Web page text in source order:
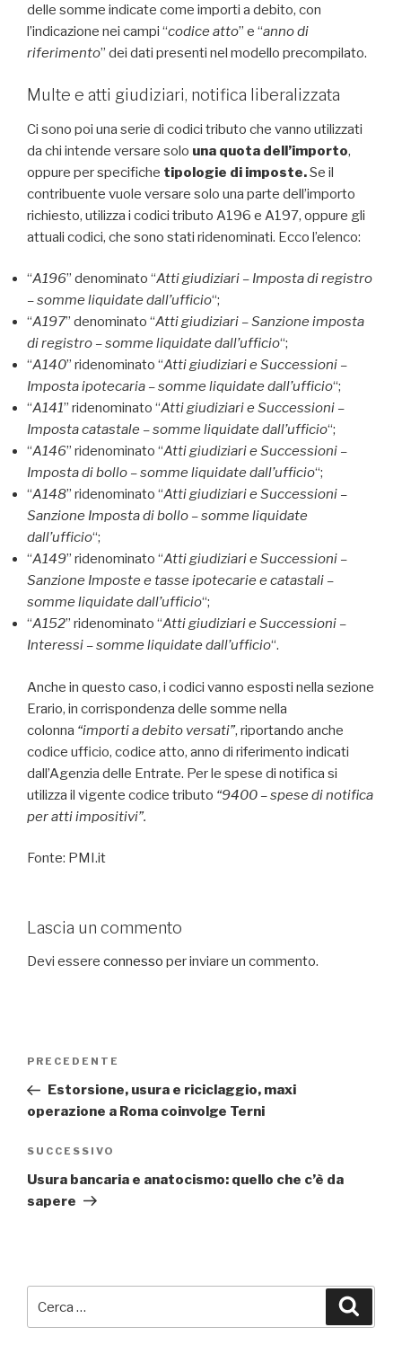
delle somme indicate come importi a debito, con
l’indicazione nei campi “codice atto” e “anno di
riferimento” dei dati presenti nel modello precompilato.
Multe e atti giudiziari, notifica liberalizzata
Ci sono poi una serie di codici tributo che vanno utilizzati
da chi intende versare solo una quota dell’importo,
oppure per specifiche tipologie di imposte.Se il
contribuente vuole versare solo una parte dell’importo
richiesto, utilizza i codici tributo A196 e A197, oppure gli
attuali codici, che sono stati ridenominati. Ecco l’elenco:
“A196” denominato “Atti giudiziari – Imposta di registro
– somme liquidate dall’ufficio“;
“A197” denominato “Atti giudiziari – Sanzione imposta
di registro – somme liquidate dall’ufficio“;
“A140” ridenominato “Atti giudiziari e Successioni –
Imposta ipotecaria – somme liquidate dall’ufficio“;
“A141” ridenominato “Atti giudiziari e Successioni –
Imposta catastale – somme liquidate dall’ufficio“;
“A146” ridenominato “Atti giudiziari e Successioni –
Imposta di bollo – somme liquidate dall’ufficio“;
“A148” ridenominato “Atti giudiziari e Successioni –
Sanzione Imposta di bollo – somme liquidate
dall’ufficio“;
“A149” ridenominato “Atti giudiziari e Successioni –
Sanzione Imposte e tasse ipotecarie e catastali –
somme liquidate dall’ufficio“;
“A152” ridenominato “Atti giudiziari e Successioni –
Interessi – somme liquidate dall’ufficio“.
Anche in questo caso, i codici vanno esposti nella sezione
Erario, in corrispondenza delle somme nella
colonna “importi a debito versati”, riportando anche
codice ufficio, codice atto, anno di riferimento indicati
dall’Agenzia delle Entrate. Per le spese di notifica si
utilizza il vigente codice tributo “9400 – spese di notifica
per atti impositivi”.
Fonte: PMI.it
Lascia un commento
Devi essere connesso per inviare un commento.
Navigazione
Articolo
precedente:
PRECEDENTE
Estorsione, usura e riciclaggio, maxi
operazione a Roma coinvolge Terni
Articolo
successivo
SUCCESSIVO
Usura bancaria e anatocismo: quello che c’è da
sapere